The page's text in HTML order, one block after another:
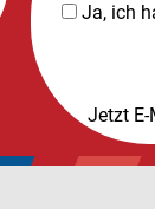
Ja, ich
Jetzt